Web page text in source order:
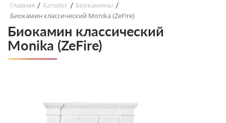
Главная / Каталог / Биокамины /
Биокамин классический Monika (ZeFire)
Биокамин классический
Monika (ZeFire)